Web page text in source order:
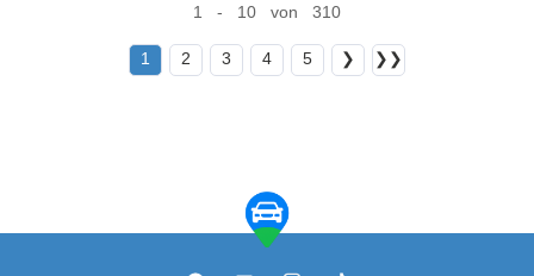
1 - 10 von 310
1 2 3 4 5 ❯ ❯❯